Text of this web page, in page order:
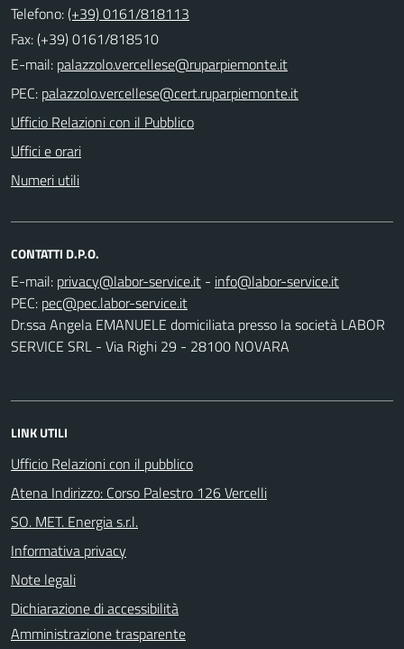
Telefono:(+39) 0161/818113
Fax: (+39) 0161/818510
E-mail:
PEC:
Ufficio Relazioni con il Pubblico
Uffici e orari
Numeri utili
CONTATTI D.P.O.
E-mail:
-
PEC:
Dr.ssa Angela EMANUELE domiciliata presso la società LABOR
SERVICE SRL - Via Righi 29 - 28100 NOVARA
LINK UTILI
Ufficio Relazioni con il pubblico
Atena Indirizzo: Corso Palestro 126 Vercelli
SO. MET. Energia s.r.l.
Informativa privacy
Note legali
Dichiarazione di accessibilità
Amministrazione trasparente